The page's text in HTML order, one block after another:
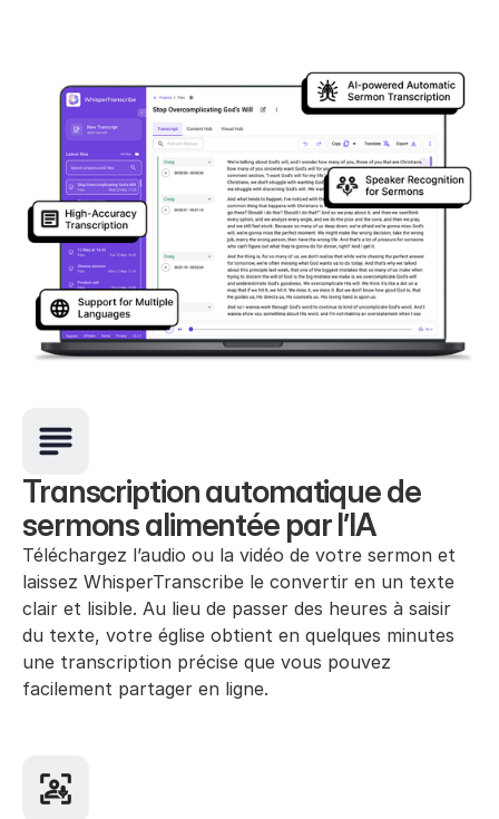
Transcription automatique de
sermons alimentée par l’IA
Téléchargez l’audio ou la vidéo de votre sermon et
laissez WhisperTranscribe le convertir en un texte
clair et lisible. Au lieu de passer des heures à saisir
du texte, votre église obtient en quelques minutes
une transcription précise que vous pouvez
facilement partager en ligne.